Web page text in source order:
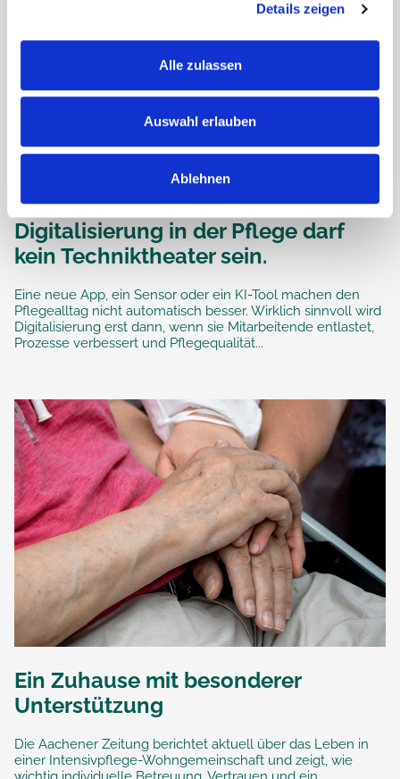
Details zeigen
Alle zulassen
Auswahl erlauben
Ablehnen
Digitalisierung in der Pflege darf
kein Techniktheater sein.
Eine neue App, ein Sensor oder ein KI-Tool machen den
Pflegealltag nicht automatisch besser. Wirklich sinnvoll wird
Digitalisierung erst dann, wenn sie Mitarbeitende entlastet,
Prozesse verbessert und Pflegequalität...
Ein Zuhause mit besonderer
Unterstützung
Die Aachener Zeitung berichtet aktuell über das Leben in
einer Intensivpflege-Wohngemeinschaft und zeigt, wie